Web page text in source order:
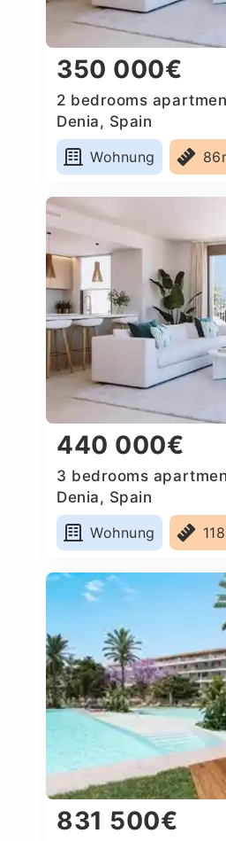
350 000€
2 bedrooms
Denia, Spain
Wohnung
440 000€
3 bedrooms
Denia, Spain
Wohnung
831 500€